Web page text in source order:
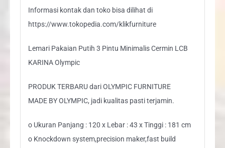
Informasi kontak dan toko bisa dilihat di
https://www.tokopedia.com/klikfurniture
Lemari Pakaian Putih 3 Pintu Minimalis Cermin LCB
KARINA Olympic
PRODUK TERBARU dari OLYMPIC FURNITURE
MADE BY OLYMPIC, jadi kualitas pasti terjamin.
o Ukuran Panjang : 120 x Lebar : 43 x Tinggi : 181 cm
o Knockdown system,precision maker,fast build